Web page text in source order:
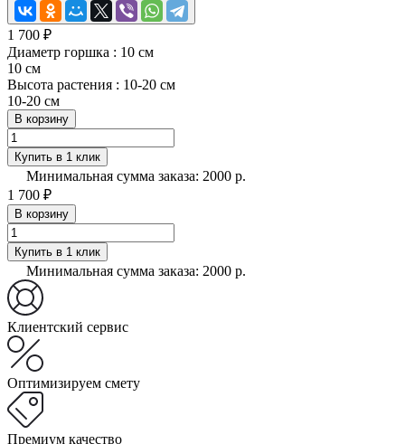
1 700 ₽
Диаметр горшка : 10 см
10 см
Высота растения : 10-20 см
10-20 см
В корзину
Купить в 1 клик
Минимальная сумма заказа: 2000 р.
1 700 ₽
В корзину
Купить в 1 клик
Минимальная сумма заказа: 2000 р.
Клиентский сервис
Оптимизируем смету
Премиум качество